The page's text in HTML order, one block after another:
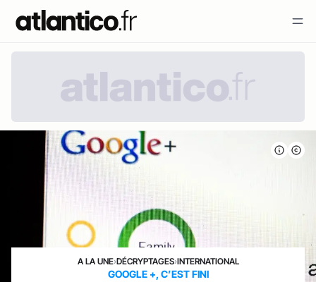
A LA UNE›DÉCRYPTAGES›INTERNATIONAL
GOOGLE +, C’EST FINI